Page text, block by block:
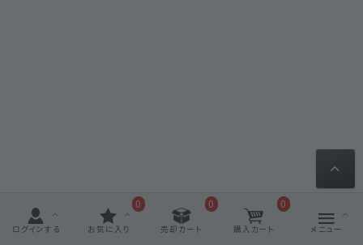
ログインする お気に入り
0
売却カート
0
購入カート
0
メニュー